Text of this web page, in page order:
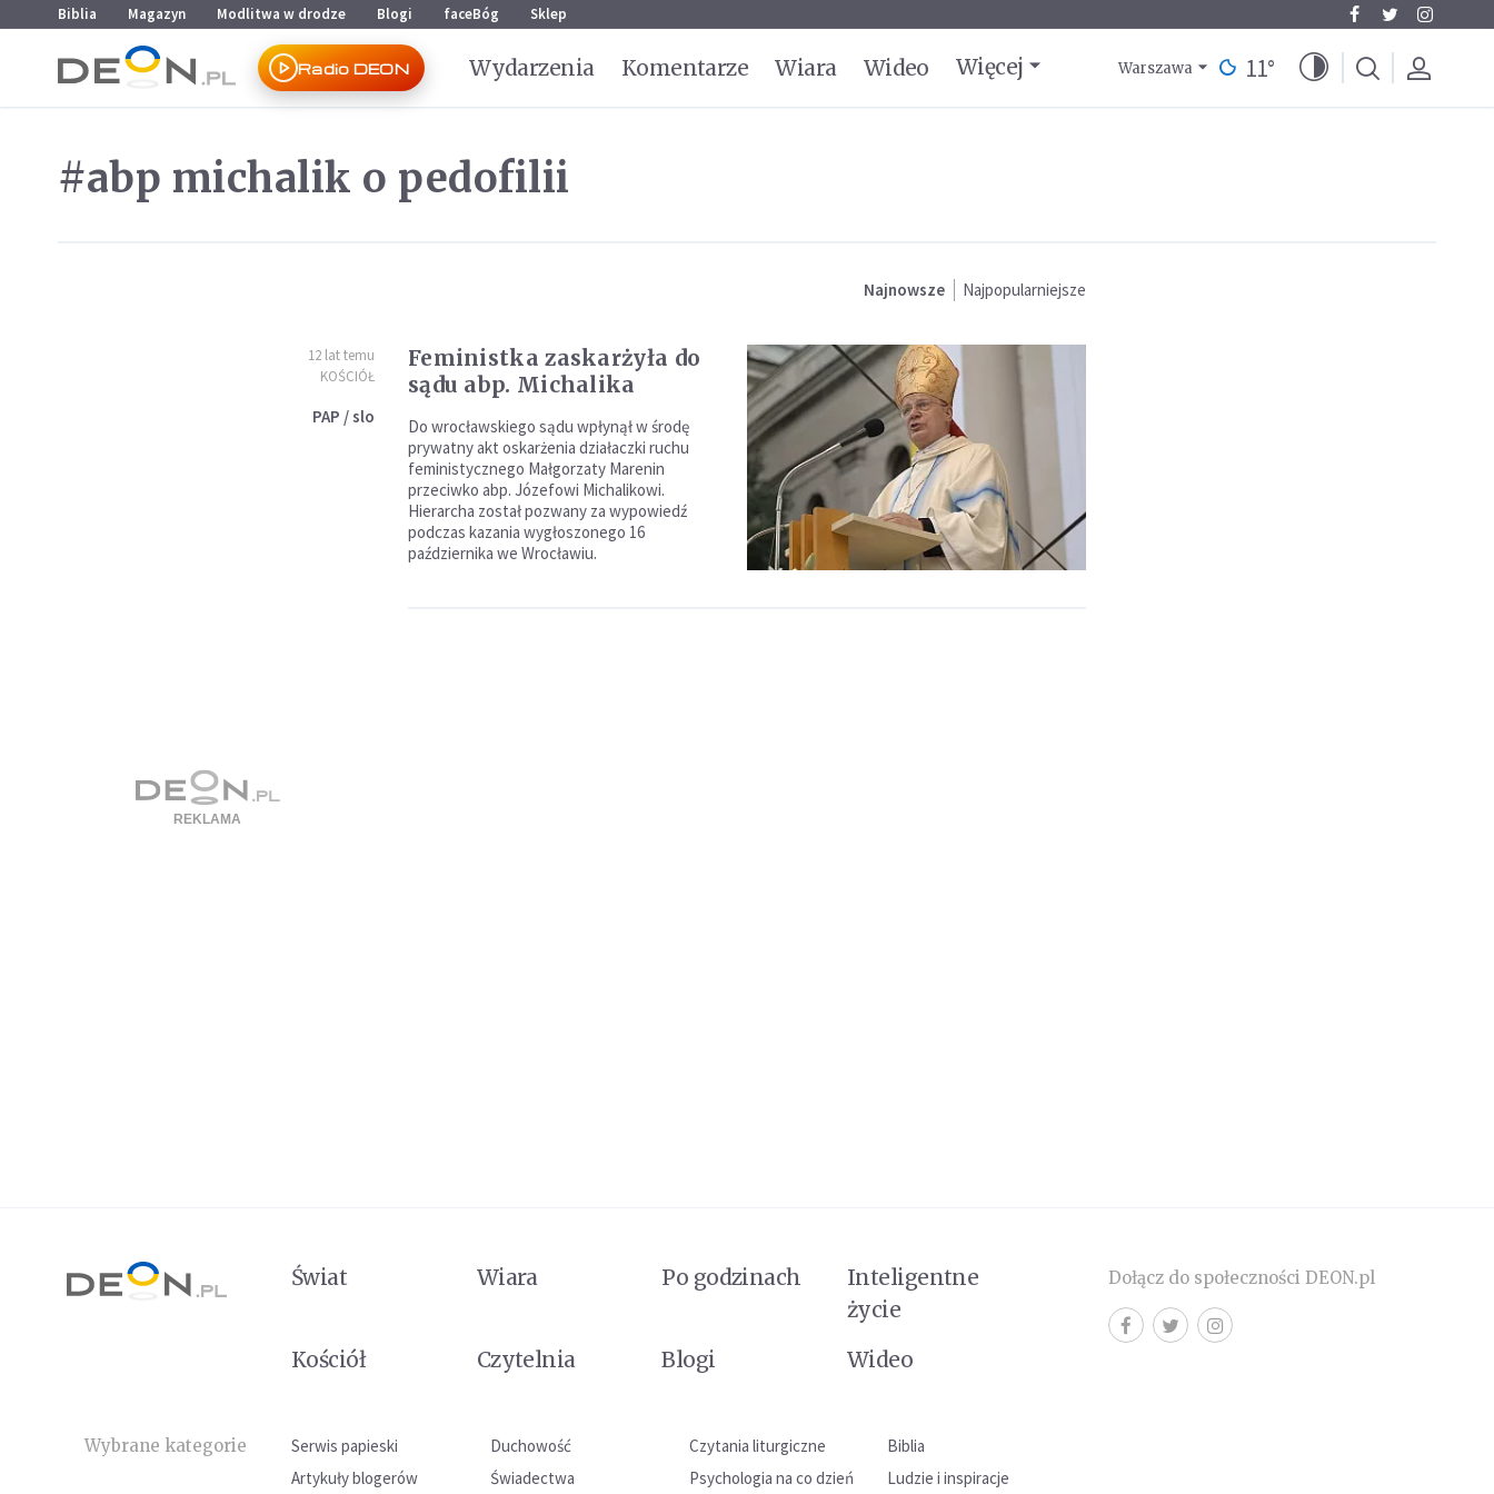
Przejdź do menu głównego
Przejdź do treści
Biblia Magazyn Modlitwa w drodze Blogi faceBóg Sklep
Radio DEON Wydarzenia Komentarze Wiara Wideo Więcej Warszawa 11°
#abp michalik o pedofilii
Najnowsze Najpopularniejsze
12 lat temu
KOŚCIÓŁ
PAP / slo
Feministka zaskarżyła do
sądu abp. Michalika
Do wrocławskiego sądu wpłynął w środę
prywatny akt oskarżenia działaczki ruchu
feministycznego Małgorzaty Marenin
przeciwko abp. Józefowi Michalikowi.
Hierarcha został pozwany za wypowiedź
podczas kazania wygłoszonego 16
października we Wrocławiu.
Świat Wiara Po godzinach
Inteligentne
życie
Kościół
Czytelnia Blogi Wideo
Wybrane kategorie Serwis papieski Duchowość Czytania liturgiczne
Biblia
Artykuły blogerów
Świadectwa Psychologia na co dzień Ludzie i inspiracje
Dołącz do społeczności DEON.pl